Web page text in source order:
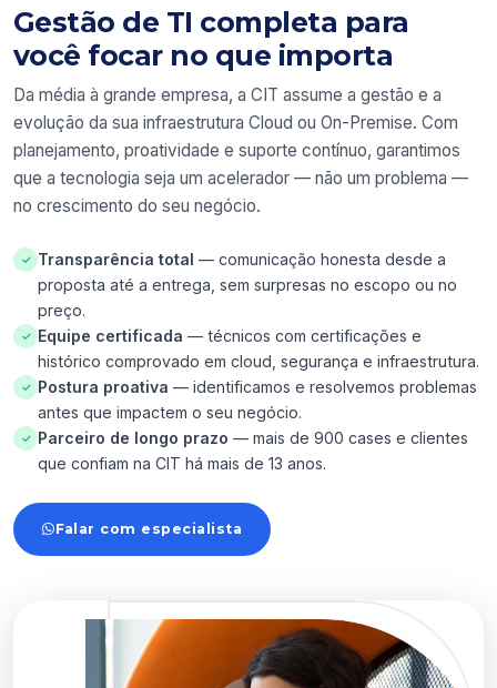
Gestão de TI completa para
você focar no que importa
Da média à grande empresa, a CIT assume a gestão e a
evolução da sua infraestrutura Cloud ou On-Premise. Com
planejamento, proatividade e suporte contínuo, garantimos
que a tecnologia seja um acelerador — não um problema —
no crescimento do seu negócio.
✓ Transparência total — comunicação honesta desde a
proposta até a entrega, sem surpresas no escopo ou no
preço.
✓ Equipe certificada — técnicos com certificações e
histórico comprovado em cloud, segurança e infraestrutura.
✓ Postura proativa — identificamos e resolvemos problemas
antes que impactem o seu negócio.
✓ Parceiro de longo prazo — mais de 900 cases e clientes
que confiam na CIT há mais de 13 anos.
Falar com especialista